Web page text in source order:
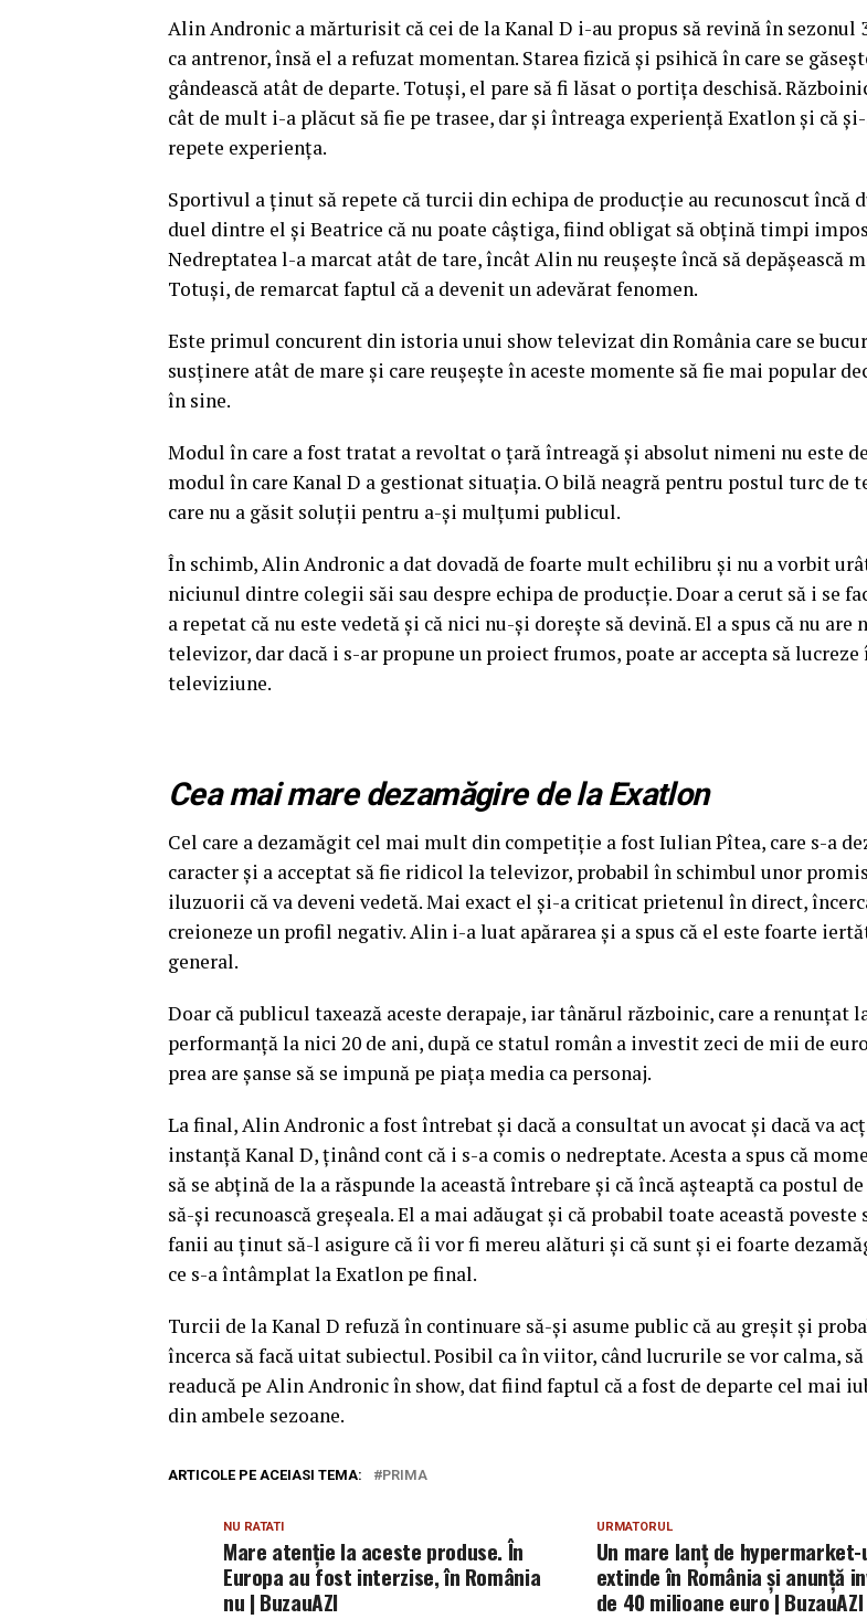
Alin Andronic a mărturisit că cei de la Kanal D i-au propus să revină în sezonul
ca antrenor, însă el a refuzat momentan. Starea fizică şi psihică în care se
gândească atât de departe. Totuşi, el pare să fi lăsat o portiţa deschisă.
cât de mult i-a plăcut să fie pe trasee, dar şi întreaga experienţă Exatlon şi că
repete experienţa.
Sportivul a ţinut să repete că turcii din echipa de producţie au recunoscut încă
duel dintre el şi Beatrice că nu poate câştiga, fiind obligat să obţină timpi
Nedreptatea l-a marcat atât de tare, încât Alin nu reuşeşte încă să depăşească
Totuşi, de remarcat faptul că a devenit un adevărat fenomen.
Este primul concurent din istoria unui show televizat din România care se
susţinere atât de mare şi care reuşeşte în aceste momente să fie mai popular
în sine.
Modul în care a fost tratat a revoltat o ţară întreagă şi absolut nimeni nu este
modul în care Kanal D a gestionat situaţia. O bilă neagră pentru postul turc de
care nu a găsit soluţii pentru a-şi mulţumi publicul.
În schimb, Alin Andronic a dat dovadă de foarte mult echilibru şi nu a vorbit
niciunul dintre colegii săi sau despre echipa de producţie. Doar a cerut să i se
a repetat că nu este vedetă şi că nici nu-şi doreşte să devină. El a spus că nu are
televizor, dar dacă i s-ar propune un proiect frumos, poate ar accepta să lucreze
televiziune.
Cea mai mare dezamăgire de la Exatlon
Cel care a dezamăgit cel mai mult din competiţie a fost Iulian Pîtea, care s-a
caracter şi a acceptat să fie ridicol la televizor, probabil în schimbul unor
iluzuorii că va deveni vedetă. Mai exact el şi-a criticat prietenul în direct,
creioneze un profil negativ. Alin i-a luat apărarea şi a spus că el este foarte
general.
Doar că publicul taxează aceste derapaje, iar tânărul războinic, care a renunţat
performanţă la nici 20 de ani, după ce statul român a investit zeci de mii de
prea are şanse să se impună pe piaţa media ca personaj.
La final, Alin Andronic a fost întrebat şi dacă a consultat un avocat şi dacă va
instanţă Kanal D, ţinând cont că i s-a comis o nedreptate. Acesta a spus că
să se abţină de la a răspunde la această întrebare şi că încă aşteaptă ca postul
să-şi recunoască greşeala. El a mai adăugat şi că probabil toate această poveste
fanii au ţinut să-l asigure că îi vor fi mereu alături şi că sunt şi ei foarte
ce s-a întâmplat la Exatlon pe final.
Turcii de la Kanal D refuză în continuare să-şi asume public că au greşit şi
încerca să facă uitat subiectul. Posibil ca în viitor, când lucrurile se vor calma,
readucă pe Alin Andronic în show, dat fiind faptul că a fost de departe cel mai
din ambele sezoane.
ARTICOLE PE ACEIASI TEMA: PRIMA
URMATORUL
Un mare lanţ de
extinde în România şi anunţă
de 40 milioane euro | BuzauAZI
NU RATATI
Mare atenție la aceste produse. În
Europa au fost interzise, în România
nu | BuzauAZI